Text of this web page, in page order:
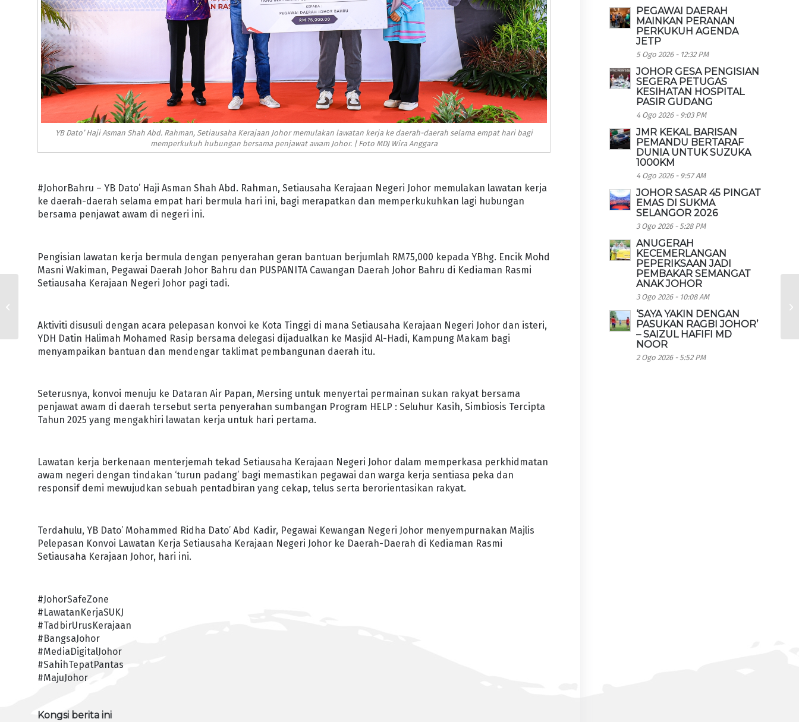
YB Dato’ Haji Asman Shah Abd. Rahman, Setiausaha Kerajaan Johor memulakan lawatan kerja ke daerah-daerah selama empat hari bagi
memperkukuh hubungan bersama penjawat awam Johor. | Foto MDJ Wira Anggara
#JohorBahru – YB Dato’ Haji Asman Shah Abd. Rahman, Setiausaha Kerajaan Negeri Johor memulakan lawatan kerja
ke daerah-daerah selama empat hari bermula hari ini, bagi merapatkan dan memperkukuhkan lagi hubungan
bersama penjawat awam di negeri ini.
Pengisian lawatan kerja bermula dengan penyerahan geran bantuan berjumlah RM75,000 kepada YBhg. Encik Mohd
Masni Wakiman, Pegawai Daerah Johor Bahru dan PUSPANITA Cawangan Daerah Johor Bahru di Kediaman Rasmi
Setiausaha Kerajaan Negeri Johor pagi tadi.
Aktiviti disusuli dengan acara pelepasan konvoi ke Kota Tinggi di mana Setiausaha Kerajaan Negeri Johor dan isteri,
YDH Datin Halimah Mohamed Rasip bersama delegasi dijadualkan ke Masjid Al-Hadi, Kampung Makam bagi
menyampaikan bantuan dan mendengar taklimat pembangunan daerah itu.
Seterusnya, konvoi menuju ke Dataran Air Papan, Mersing untuk menyertai permainan sukan rakyat bersama
penjawat awam di daerah tersebut serta penyerahan sumbangan Program HELP : Seluhur Kasih, Simbiosis Tercipta
Tahun 2025 yang mengakhiri lawatan kerja untuk hari pertama.
Lawatan kerja berkenaan menterjemah tekad Setiausaha Kerajaan Negeri Johor dalam memperkasa perkhidmatan
awam negeri dengan tindakan ‘turun padang’ bagi memastikan pegawai dan warga kerja sentiasa peka dan
responsif demi mewujudkan sebuah pentadbiran yang cekap, telus serta berorientasikan rakyat.
Terdahulu, YB Dato’ Mohammed Ridha Dato’ Abd Kadir, Pegawai Kewangan Negeri Johor menyempurnakan Majlis
Pelepasan Konvoi Lawatan Kerja Setiausaha Kerajaan Negeri Johor ke Daerah-Daerah di Kediaman Rasmi
Setiausaha Kerajaan Johor, hari ini.
#JohorSafeZone
#LawatanKerjaSUKJ
#TadbirUrusKerajaan
#BangsaJohor
#MediaDigitalJohor
#SahihTepatPantas
#MajuJohor
Kongsi berita ini
PEGAWAI DAERAH
MAINKAN PERANAN
PERKUKUH AGENDA
JETP
5 Ogo 2026 - 12:32 PM
JOHOR GESA PENGISIAN
SEGERA PETUGAS
KESIHATAN HOSPITAL
PASIR GUDANG
4 Ogo 2026 - 9:03 PM
JMR KEKAL BARISAN
PEMANDU BERTARAF
DUNIA UNTUK SUZUKA
1000KM
4 Ogo 2026 - 9:57 AM
JOHOR SASAR 45 PINGAT
EMAS DI SUKMA
SELANGOR 2026
3 Ogo 2026 - 5:28 PM
ANUGERAH
KECEMERLANGAN
PEPERIKSAAN JADI
PEMBAKAR SEMANGAT
ANAK JOHOR
3 Ogo 2026 - 10:08 AM
‘SAYA YAKIN DENGAN
PASUKAN RAGBI JOHOR’
– SAIZUL HAFIFI MD
NOOR
2 Ogo 2026 - 5:52 PM
JOHOR JUARA
MSSM 2025